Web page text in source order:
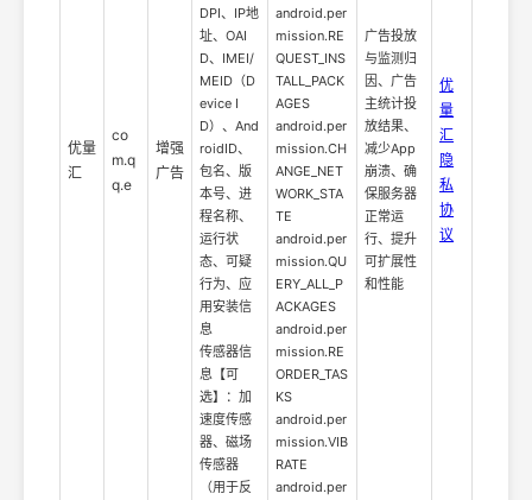
优量
汇
co
m.q
q.e
增强
广告
DPI、IP地
址、OAI
D、IMEI/
MEID（D
evice I
D）、And
roidID、
包名、版
本号、进
程名称、
运行状
态、可疑
行为、应
用安装信
息
传感器信
息【可
选】：加
速度传感
器、磁场
传感器
（用于反
android.per
mission.RE
QUEST_INS
TALL_PACK
AGES
android.per
mission.CH
ANGE_NET
WORK_STA
TE
android.per
mission.QU
ERY_ALL_P
ACKAGES
android.per
mission.RE
ORDER_TAS
KS
android.per
mission.VIB
RATE
android.per
广告投放
与监测归
因、广告
主统计投
放结果、
减少App
崩溃、确
保服务器
正常运
行、提升
可扩展性
和性能
优
量
汇
隐
私
协
议